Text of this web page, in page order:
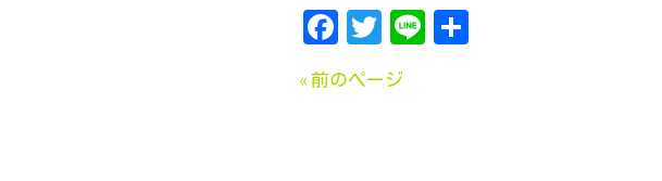
Facebook
Twitter
Line
« 前のページ